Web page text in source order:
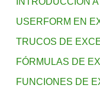
USERFORM EN
TRUCOS DE
FÓRMULAS DE
FUNCIONES DE